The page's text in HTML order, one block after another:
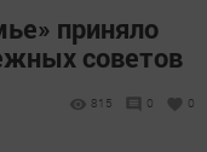
приняло
советов
815 0 0